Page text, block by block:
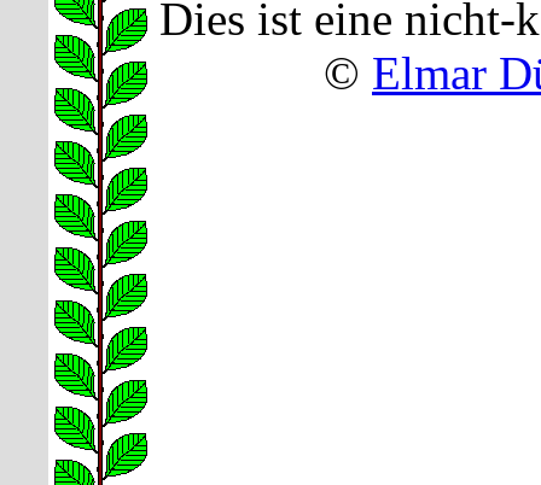
Dies ist eine nicht-
© Elmar